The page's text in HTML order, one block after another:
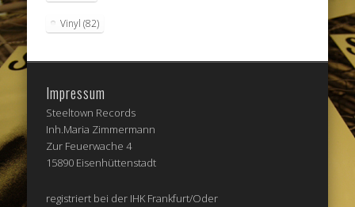
Vinyl (82)
Impressum
Steeltown Records
Inh.Maria Zimmermann
Zur Feuerwache 4
15890 Eisenhüttenstadt
registriert bei der IHK Frankfurt/Oder